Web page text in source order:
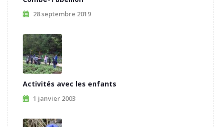
28 septembre 2019
Activités avec les enfants
1 janvier 2003